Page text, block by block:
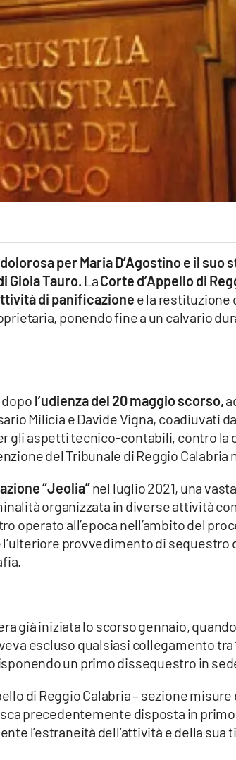
per Maria D’Agostino e il suo
Gioia Tauro. LaCorte d’Appello di
di panificazione e la restituzione
ponendo fine a un calvario
l’udienza del 20 maggio scorso,
Milicia e Davide Vigna, coadiuvati
gli aspetti tecnico-contabili, contro la
del Tribunale di Reggio Calabria
“Jeolia”nel luglio 2021, una
organizzata in diverse attività
operato all’epoca nell’ambito del
provvedimento di sequestro
già iniziata lo scorso gennaio,
escluso qualsiasi collegamento tra
un primo dissequestro in
di Reggio Calabria – sezione
precedentemente disposta in
l’estraneità dell’attività e della sua